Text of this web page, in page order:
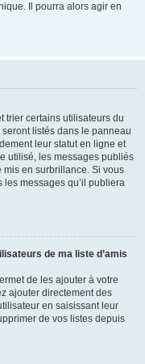
Il pourra alors agir en
trier certains utilisateurs du
listés dans le panneau
leur statut en ligne et
utilisé, les messages publiés
en surbrillance. Si vous
les messages qu’il publiera
de ma liste d’amis
de les ajouter à votre
ajouter directement des
en saisissant leur
de vos listes depuis